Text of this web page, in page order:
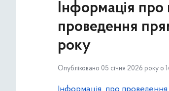
Інформація про
проведення
року
Опубліковано 05 січня 2026 року о